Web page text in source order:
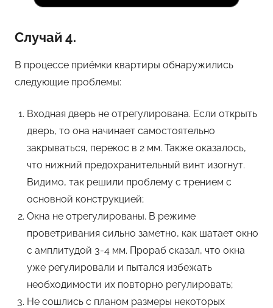
Случай 4.
В процессе приёмки квартиры обнаружились
следующие проблемы:
Входная дверь не отрегулирована. Если открыть
дверь, то она начинает самостоятельно
закрываться, перекос в 2 мм. Также оказалось,
что нижний предохранительный винт изогнут.
Видимо, так решили проблему с трением с
основной конструкцией;
Окна не отрегулированы. В режиме
проветривания сильно заметно, как шатает окно
с амплитудой 3-4 мм. Прораб сказал, что окна
уже регулировали и пытался избежать
необходимости их повторно регулировать;
Не сошлись с планом размеры некоторых